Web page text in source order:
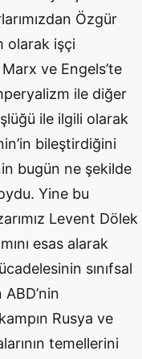
Özgür
olarak işçi
Marx ve Engels’te
ile diğer
ile ilgili olarak
’in bileştirdiğini
bugün ne şekilde
Yine bu
z Levent Dölek
esas alarak
ücadelesinin sınıfsal
ABD’nin
Rusya ve
temellerini